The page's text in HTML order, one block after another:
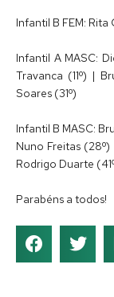
Infantil B FEM:
Infantil A MASC:
Travanca (11º) |
Soares (31º)
Infantil B MASC:
Nuno Freitas
Rodrigo Duarte
Parabéns a todos!